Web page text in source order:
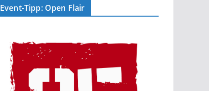
Event-Tipp: Open Flair